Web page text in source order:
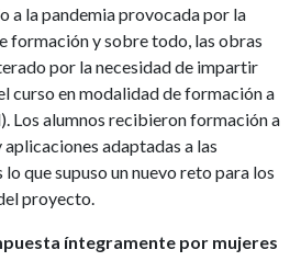
a la pandemia provocada por la
formación y sobre todo, las obras
por la necesidad de impartir
curso en modalidad de formación a
Los alumnos recibieron formación a
adaptadas a las
que supuso un nuevo reto para los
proyecto.
íntegramente por mujeres